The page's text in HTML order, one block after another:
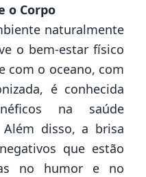
o Corpo
naturalmente
o bem-estar físico
com o oceano, com
é conhecida
na saúde
disso, a brisa
que estão
no humor e no